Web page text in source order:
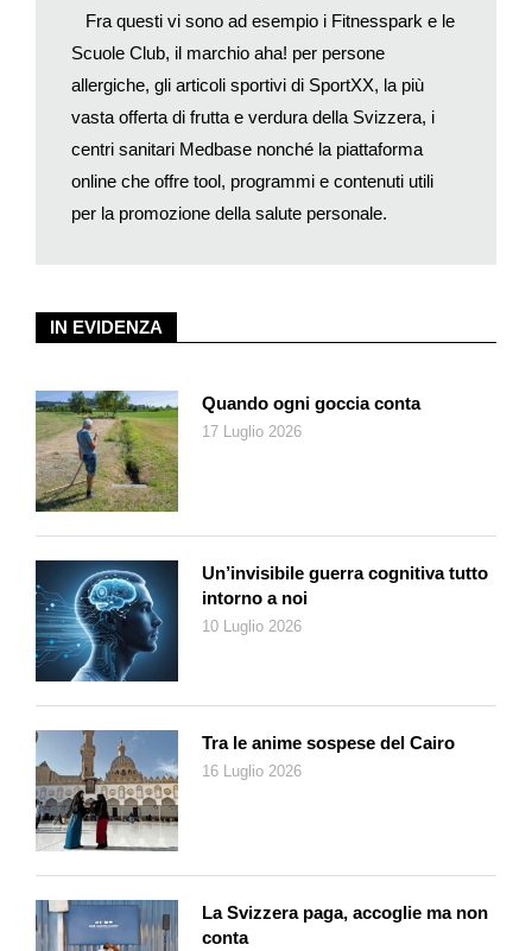
IN EVIDENZA
Quando ogni goccia conta
17 Luglio 2026
Un’invisibile guerra cognitiva tutto
intorno a noi
10 Luglio 2026
Tra le anime sospese del Cairo
16 Luglio 2026
La Svizzera paga, accoglie ma non
conta
Fra questi vi sono ad esempio i Fitnesspark e le
Scuole Club, il marchio aha! per persone
allergiche, gli articoli sportivi di SportXX, la più
vasta offerta di frutta e verdura della Svizzera, i
centri sanitari Medbase nonché la piattaforma
online che offre tool, programmi e contenuti utili
per la promozione della salute personale.